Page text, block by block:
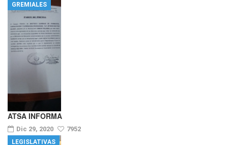
ATSA INFORMA
Dic 29, 2020 7952
GREMIALES
LEGISLATIVAS